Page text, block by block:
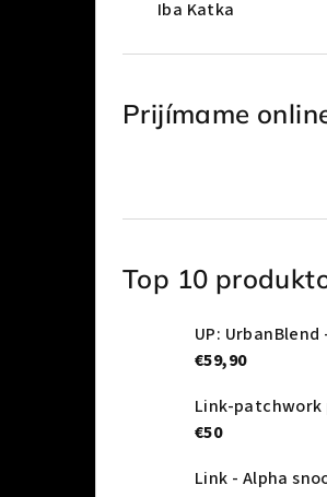
Iba Katka
Prijímame
Top 10
UP: UrbanBlend
€59,90
Link-patchwork
€50
Link - Alpha